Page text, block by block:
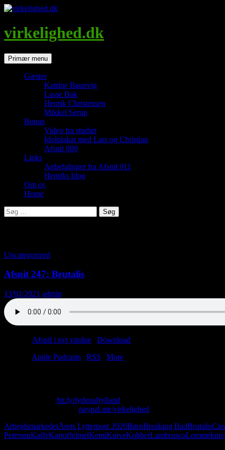
Hop
indhold
virkelighed.dk
SøgPrimær menu
Gæster
Katrine Baunvig
Lasse Bak
Henrik Christensen
Mikkel Serup
Bonus
Video fra studiet
Idolplakat med Lars og Christian
Afsnit 000
Links
Anbefalinger fra Afsnit 011
Henriks blog
Om os
Home
Søg
efter:
Uncategorized
Afsnit 247: Brutalis
13/01/2021 admin
Afspil i nyt vindue Download
Apple Podcasts RSS
More
bit.ly/lydenafjylland
paypal.me/virkelighed
ArbejdsmarkedetÅrets Lytterpost 2020BørnBreaking BadBrutalis
PetersenKaffeKartoffelmelKemiKniveKobberLambruscoLommekniv